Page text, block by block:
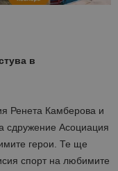
в
Ренета Камберова и
сдружение Асоциация
герои. Те ще
спорт на любимите